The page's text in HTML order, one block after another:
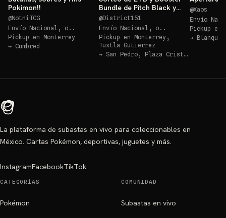
Pokimon!!
@NotniTCG
Envío Nacional, o..
Pickup en Monterrey
→ Cumbred
Bundle de Pitch Black y
Ascended Héroes!!
@District151
Envío Nacional, o..
Pickup en Monterrey,
Tuxtla Gutierrez
→ San Pedro, Plaza Cristal
@Xaos
Envío
Pickup en
→
La plataforma de subastas en vivo para coleccionables en
México. Cartas Pokémon, deportivas, juguetes y más.
InstagramFacebookTikTok
CATEGORÍAS
Pokémon
COMUNIDAD
Subastas en vivo